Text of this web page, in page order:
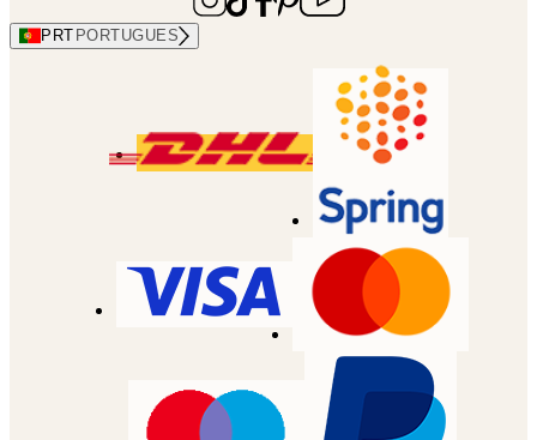
PRT PORTUGUES